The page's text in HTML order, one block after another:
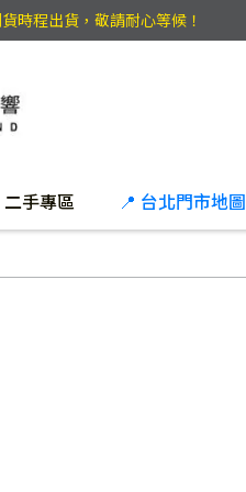
時程出貨，敬請耐心等候！
二手專區 📍 台北門市地圖